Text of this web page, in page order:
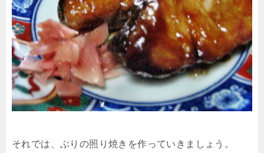
それでは、ぶりの照り焼きを作っていきましょう。